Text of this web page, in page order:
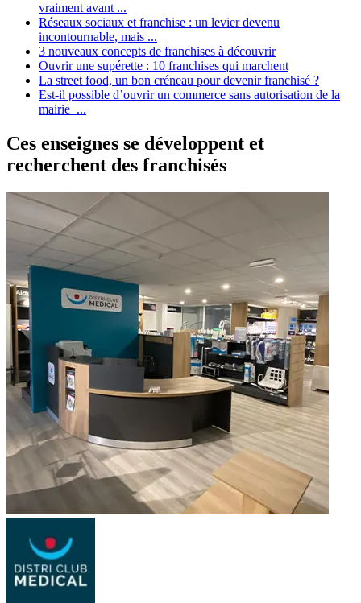
vraiment avant ...
Réseaux sociaux et franchise : un levier devenu
incontournable, mais ...
3 nouveaux concepts de franchises à découvrir
Ouvrir une supérette : 10 franchises qui marchent
La street food, un bon créneau pour devenir franchisé ?
Est-il possible d’ouvrir un commerce sans autorisation de la
mairie ...
Ces enseignes se développent et
recherchent des franchisés